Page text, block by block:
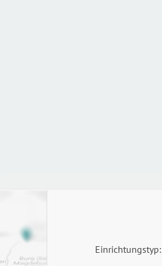
Einrichtungstyp: